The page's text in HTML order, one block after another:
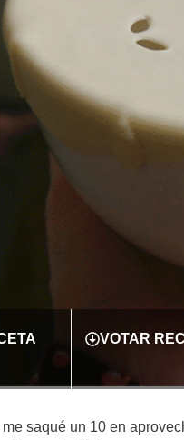
VOTAR
saqué un 10 en